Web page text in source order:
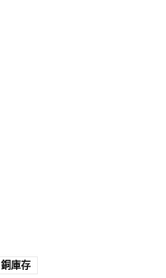
銅庫存